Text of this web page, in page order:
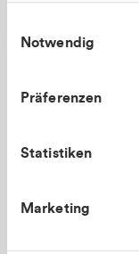
gesammelt haben.
Notwendig
Präferenzen
Statistiken
Marketing